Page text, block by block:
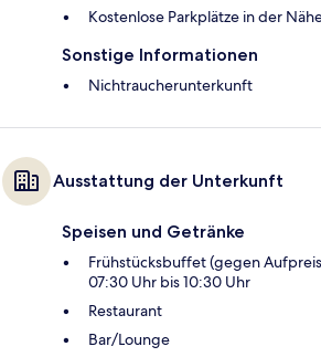
Kostenlose Parkplätze in der
Sonstige Informationen
Nichtraucherunterkunft
Ausstattung der Unterkunft
Speisen und Getränke
Frühstücksbuffet (gegen
07:30 Uhr bis 10:30 Uhr
Restaurant
Bar/Lounge